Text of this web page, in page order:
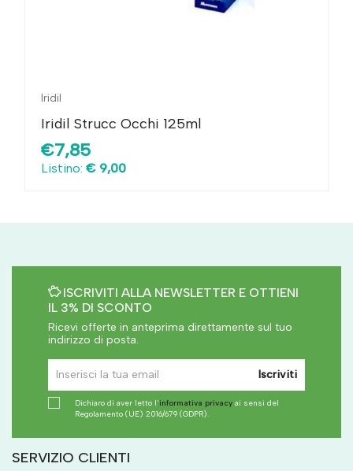
Iridil
Iridil Strucc Occhi 125ml
€7,85
Listino: € 9,00
ISCRIVITI ALLA NEWSLETTER E OTTIENI
IL 3% DI SCONTO
Ricevi offerte in anteprima direttamente sul tuo
indirizzo di posta.
Iscriviti
Dichiaro di aver letto l'informativa privacy ai sensi del
Regolamento (UE) 2016/679 (GDPR).
SERVIZIO CLIENTI